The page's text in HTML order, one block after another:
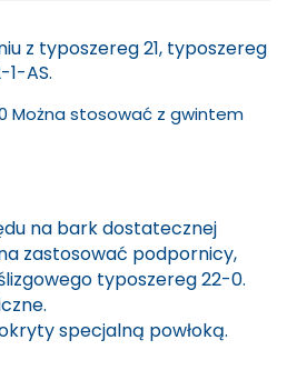
z typoszereg 21, typoszereg
AS.
Można stosować z gwintem
na bark dostatecznej
zastosować podpornicy,
typoszereg 22-0.
specjalną powłoką.